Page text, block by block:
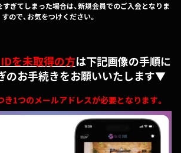
ぎてしまった場合は、新規会員でのご入会となりま
すので、お気をつけください。
を未取得の方は下記画像の手順に
のお手続きをお願いいたします▼
1つのメールアドレスが必要となります。